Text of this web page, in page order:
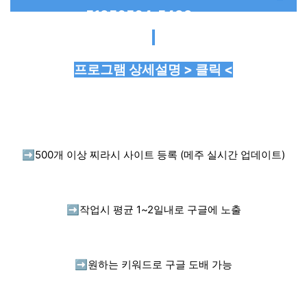
프로그램 상세설명 > 클릭 <
➡️ 500개 이상 찌라시 사이트 등록 (메주 실시간 업데이트)
➡️ 작업시 평균 1~2일내로 구글에 노출
➡️ 원하는 키워드로 구글 도배 가능